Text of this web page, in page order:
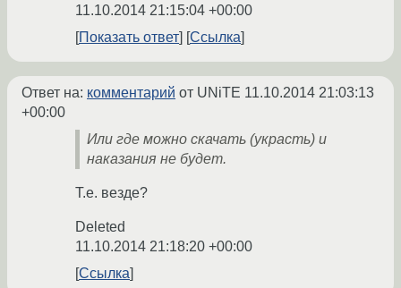
11.10.2014 21:15:04 +00:00
Показать ответ
Ссылка
Ответ на: комментарий от UNiTE 11.10.2014 21:03:13
+00:00
Или где можно скачать (украсть) и
наказания не будет.
Т.е. везде?
Deleted
11.10.2014 21:18:20 +00:00
Ссылка